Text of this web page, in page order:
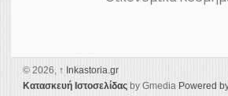
© 2026, ↑ Ιnkastoria.gr
Κατασκευή Ιστοσελίδας by Gmedia Powered